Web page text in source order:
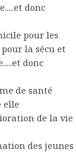
donc
pour les
la sécu et
donc
de santé
elle
de la vie
des jeunes